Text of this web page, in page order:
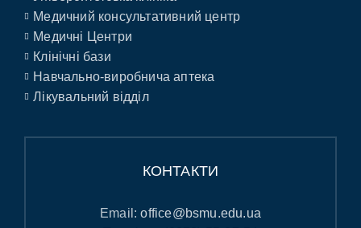
Медичний консультативний центр
Медичні Центри
Клінічні бази
Навчально-виробнича аптека
Лікувальний відділ
КОНТАКТИ
Email:office@bsmu.edu.ua